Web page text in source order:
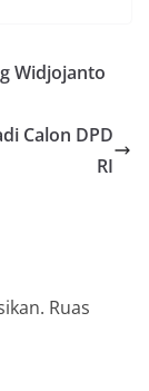
Widjojanto
Calon DPD
RI
Ruas